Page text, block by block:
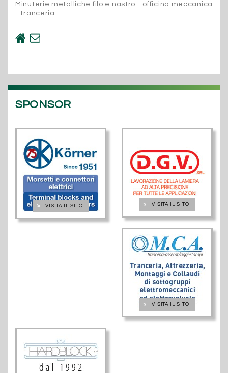
Minuterie metalliche filo e nastro - officina meccanica
- tranceria.
SPONSOR
➔ VISITA IL SITO ➔ VISITA IL SITO
➔ VISITA IL SITO